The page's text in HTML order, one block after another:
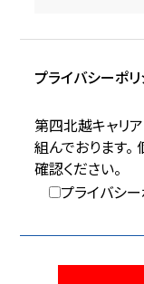
プライバシーポ
第四北越キャリ
組んでおります
確認ください。
プライバシ